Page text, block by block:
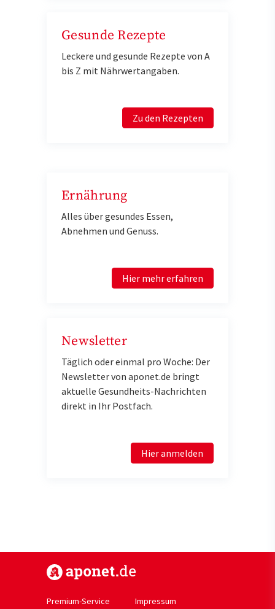
Gesunde Rezepte
Leckere und gesunde Rezepte von A
bis Z mit Nährwertangaben.
Zu den Rezepten
Ernährung
Alles über gesundes Essen,
Abnehmen und Genuss.
Hier mehr erfahren
Newsletter
Täglich oder einmal pro Woche: Der
Newsletter von aponet.de bringt
aktuelle Gesundheits-Nachrichten
direkt in Ihr Postfach.
Hier anmelden
Premium-Service
Impressum